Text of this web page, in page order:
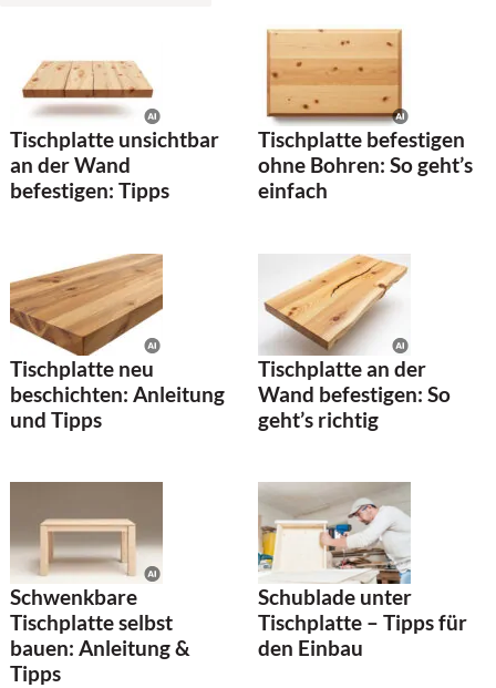
Tischplatte unsichtbar
an der Wand
befestigen: Tipps
Tischplatte befestigen
ohne Bohren: So geht’s
einfach
Tischplatte neu
beschichten: Anleitung
und Tipps
Tischplatte an der
Wand befestigen: So
geht’s richtig
Schwenkbare
Tischplatte selbst
bauen: Anleitung &
Tipps
Schublade unter
Tischplatte – Tipps für
den Einbau